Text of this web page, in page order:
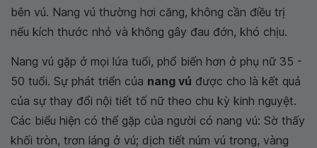
bên vú. Nang vú thường hơi căng, không cần điều trị
nếu kích thước nhỏ và không gây đau đớn, khó chịu.
Nang vú gặp ở mọi lứa tuổi, phổ biến hơn ở phụ nữ 35 -
50 tuổi. Sự phát triển của nang vú được cho là kết quả
của sự thay đổi nội tiết tố nữ theo chu kỳ kinh nguyệt.
Các biểu hiện có thể gặp của người có nang vú: Sờ thấy
khối tròn, trơn láng ở vú; dịch tiết núm vú trong, vàng